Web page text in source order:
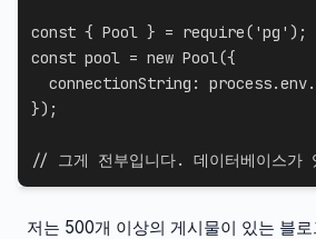
const { Pool } = require( 'pg' ) ;
const pool = new Pool({
connectionString : process.env.
}) ;
// 그게 전부입니다. 데이터베이스가
저는 500개 이상의 게시물이 있는 블